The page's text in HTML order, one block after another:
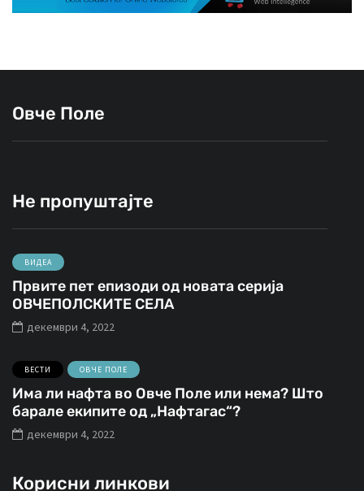
Овче Поле
Не пропуштајте
ВИДЕА
Првите пет епизоди од новата серија
ОВЧЕПОЛСКИТЕ СЕЛА
декември 4, 2022
ВЕСТИ ОВЧЕ ПОЛЕ
Има ли нафта во Овче Поле или нема? Што
барале екипите од „Нафтагас“?
декември 4, 2022
Корисни линкови